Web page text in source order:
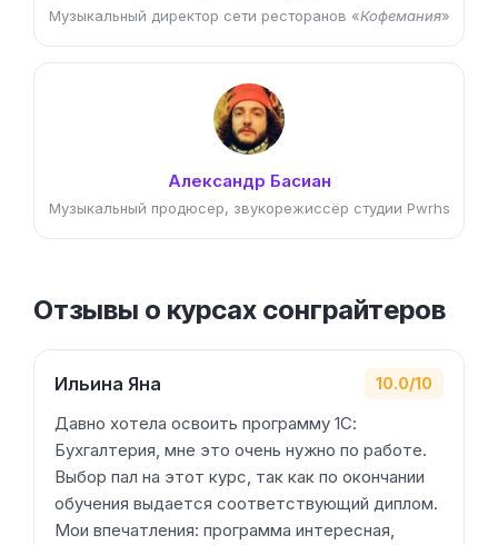
Музыкальный директор сети ресторанов «Кофемания»
Александр Басиан
Музыкальный продюсер, звукорежиссёр студии Pwrhs
Отзывы о курсах сонграйтеров
Ильина Яна 10.0/10
Давно хотела освоить программу 1С:
Бухгалтерия, мне это очень нужно по работе.
Выбор пал на этот курс, так как по окончании
обучения выдается соответствующий диплом.
Мои впечатления: программа интересная,